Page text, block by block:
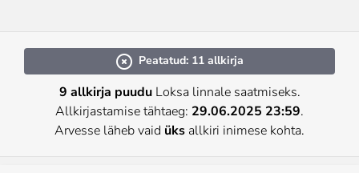
Peatatud: 11 allkirja
9 allkirja puuduLoksa linnale saatmiseks.
Allkirjastamise tähtaeg: 29.06.2025 23:59.
Arvesse läheb vaid üks allkiri inimese kohta.